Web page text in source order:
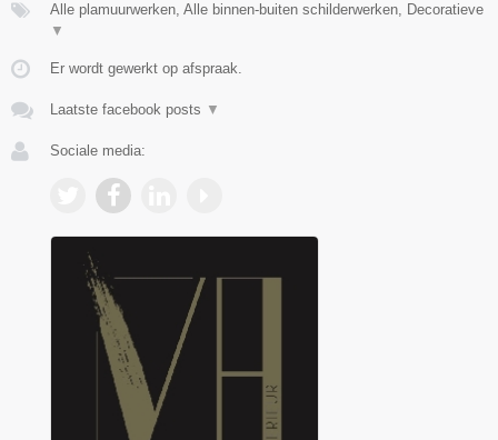
Alle plamuurwerken, Alle binnen-buiten schilderwerken, Decoratieve
▼
Er wordt gewerkt op afspraak.
Laatste facebook posts ▼
Sociale media: